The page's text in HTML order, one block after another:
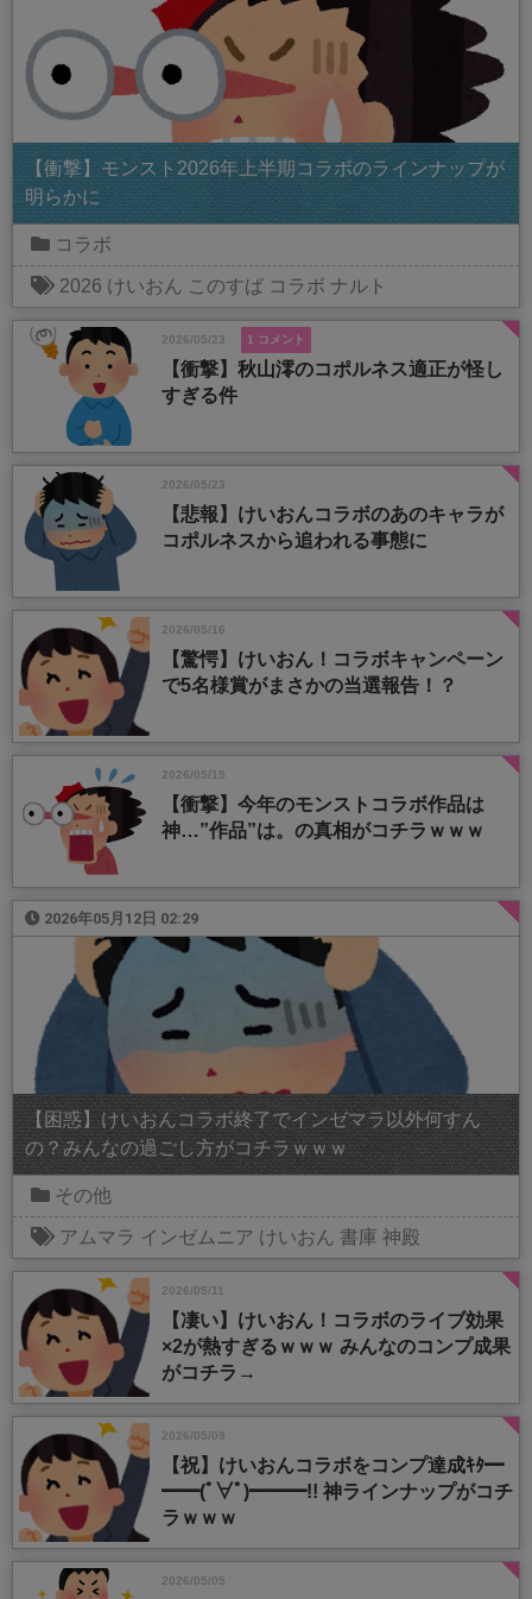
【衝撃】モンスト2026年上半期コラボのラインナップが
明らかに
コラボ
2026 けいおん このすば コラボ ナルト
2026/05/23 1 コメント
【衝撃】秋山澪のコポルネス適正が怪し
すぎる件
2026/05/23
【悲報】けいおんコラボのあのキャラが
コポルネスから追われる事態に
2026/05/16
【驚愕】けいおん！コラボキャンペーン
で5名様賞がまさかの当選報告！？
2026/05/15
【衝撃】今年のモンストコラボ作品は
神…”作品”は。の真相がコチラｗｗｗ
2026年05月12日 02:29
【困惑】けいおんコラボ終了でインゼマラ以外何すん
の？みんなの過ごし方がコチラｗｗｗ
その他
アムマラ インゼムニア けいおん 書庫 神殿
2026/05/11
【凄い】けいおん！コラボのライブ効果
×2が熱すぎるｗｗｗ みんなのコンプ成果
がコチラ→
2026/05/09
【祝】けいおんコラボをコンプ達成ｷﾀ━
━━(ﾟ∀ﾟ)━━━!! 神ラインナップがコチ
ラｗｗｗ
2026/05/05